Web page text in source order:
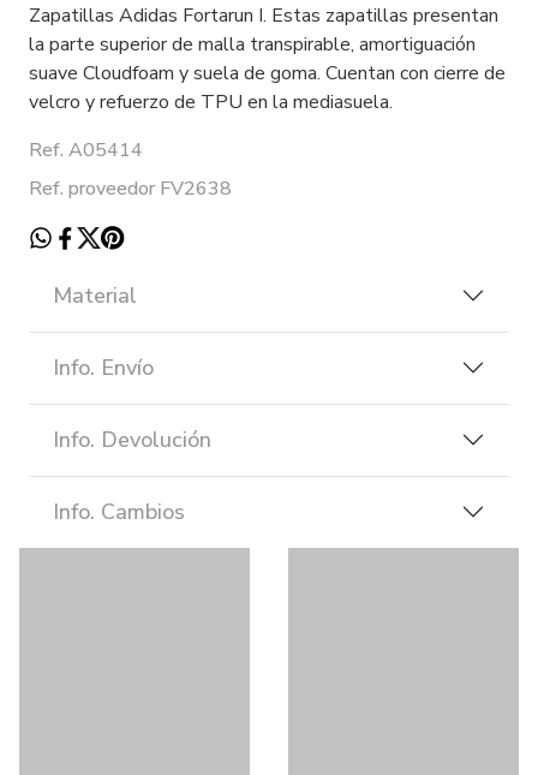
Zapatillas Adidas Fortarun I. Estas zapatillas presentan
la parte superior de malla transpirable, amortiguación
suave Cloudfoam y suela de goma. Cuentan con cierre de
velcro y refuerzo de TPU en la mediasuela.
Ref. A05414
Ref. proveedor FV2638
Material
Info. Envío
Info. Devolución
Info. Cambios